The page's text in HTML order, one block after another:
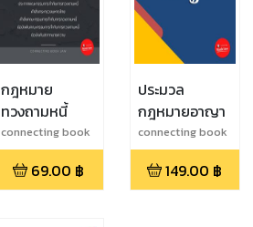
กฎหมาย
ทวงถามหนี้
connecting book
law
69.00 ฿
ประมวล
กฎหมายอาญา
connecting book
law
149.00 ฿